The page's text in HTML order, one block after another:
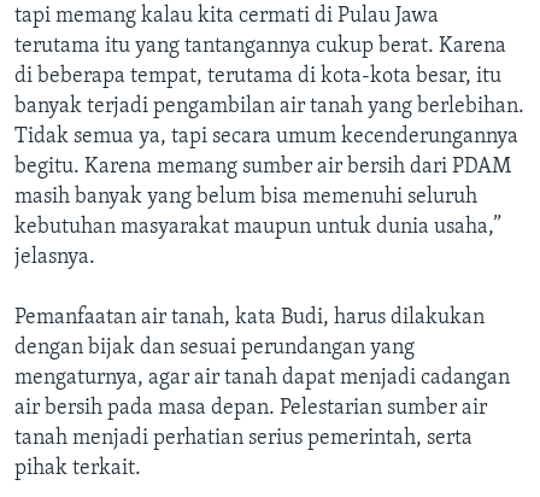
tapi memang kalau kita cermati di Pulau Jawa
terutama itu yang tantangannya cukup berat. Karena
di beberapa tempat, terutama di kota-kota besar, itu
banyak terjadi pengambilan air tanah yang berlebihan.
Tidak semua ya, tapi secara umum kecenderungannya
begitu. Karena memang sumber air bersih dari PDAM
masih banyak yang belum bisa memenuhi seluruh
kebutuhan masyarakat maupun untuk dunia usaha,”
jelasnya.
Pemanfaatan air tanah, kata Budi, harus dilakukan
dengan bijak dan sesuai perundangan yang
mengaturnya, agar air tanah dapat menjadi cadangan
air bersih pada masa depan. Pelestarian sumber air
tanah menjadi perhatian serius pemerintah, serta
pihak terkait.